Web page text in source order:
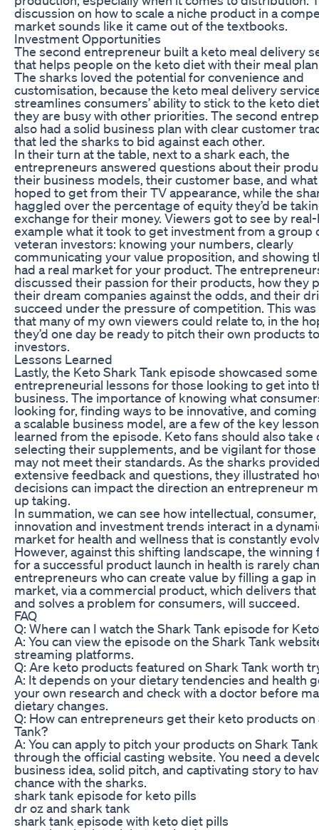
discussion on how to scale a niche product in a
market sounds like it came out of the textbooks.
Investment Opportunities
The second entrepreneur built a keto meal delivery
that helps people on the keto diet with their meal
The sharks loved the potential for convenience and
customisation, because the keto meal delivery
streamlines consumers’ ability to stick to the keto
they are busy with other priorities. The second
also had a solid business plan with clear customer
that led the sharks to bid against each other.
In their turn at the table, next to a shark each, the
entrepreneurs answered questions about their
their business models, their customer base, and
hoped to get from their TV appearance, while the
haggled over the percentage of equity they’d be
exchange for their money. Viewers got to see by
example what it took to get investment from a group
veteran investors: knowing your numbers, clearly
communicating your value proposition, and showing
had a real market for your product. The
discussed their passion for their products, how they
their dream companies against the odds, and their
succeed under the pressure of competition. This was
that many of my own viewers could relate to, in the
they’d one day be ready to pitch their own products
investors.
Lessons Learned
Lastly, the Keto Shark Tank episode showcased
entrepreneurial lessons for those looking to get into
business. The importance of knowing what
looking for, finding ways to be innovative, and
a scalable business model, are a few of the key
learned from the episode. Keto fans should also take
selecting their supplements, and be vigilant for those
may not meet their standards. As the sharks
extensive feedback and questions, they illustrated
decisions can impact the direction an entrepreneur
up taking.
In summation, we can see how intellectual, consumer,
innovation and investment trends interact in a
market for health and wellness that is constantly
However, against this shifting landscape, the winning
for a successful product launch in health is rarely
entrepreneurs who can create value by filling a gap
market, via a commercial product, which delivers that
and solves a problem for consumers, will succeed.
FAQ
Q: Where can I watch the Shark Tank episode for
A: You can view the episode on the Shark Tank
streaming platforms.
Q: Are keto products featured on Shark Tank worth
A: It depends on your dietary tendencies and health
your own research and check with a doctor before
dietary changes.
Q: How can entrepreneurs get their keto products on
Tank?
A: You can apply to pitch your products on Shark
through the official casting website. You need a
business idea, solid pitch, and captivating story to
chance with the sharks.
shark tank episode for keto pills
dr oz and shark tank
shark tank episode with keto diet pills